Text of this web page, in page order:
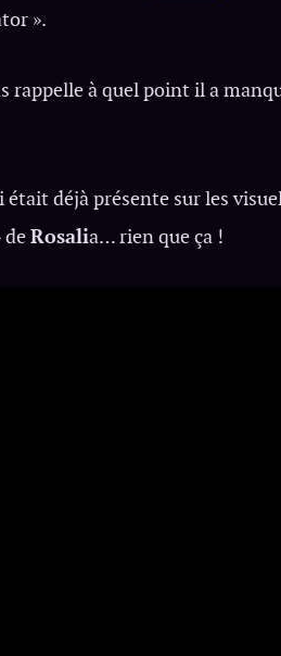
».
à quel point il a
déjà présente sur les
deRosalia… rien que ça !